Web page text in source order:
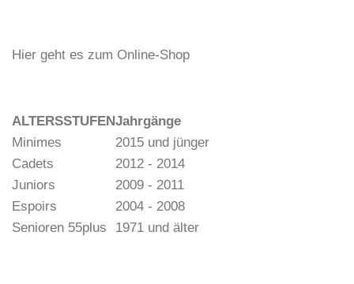
Hier geht es zum Online-Shop
ALTERSSTUFENJahrgänge
Minimes
2015 und jünger
Cadets
2012 - 2014
Juniors
2009 - 2011
Espoirs
2004 - 2008
Senioren 55plus
1971 und älter